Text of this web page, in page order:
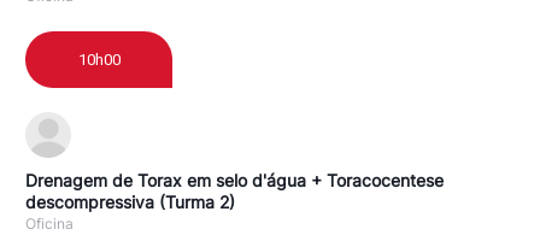
Drenagem de Torax em selo d'água + Toracocentese
descompressiva (Turma 2)
Oficina
10h00